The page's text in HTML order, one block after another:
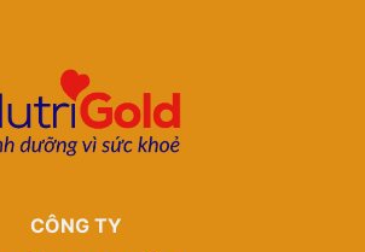
CÔNG TY